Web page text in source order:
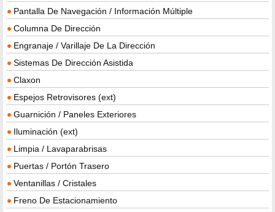
Pantalla De Navegación / Información Múltiple
Columna De Dirección
Engranaje / Varillaje De La Dirección
Sistemas De Dirección Asistida
Claxon
Espejos Retrovisores (ext)
Guarnición / Paneles Exteriores
Iluminación (ext)
Limpia / Lavaparabrisas
Puertas / Portón Trasero
Ventanillas / Cristales
Freno De Estacionamiento